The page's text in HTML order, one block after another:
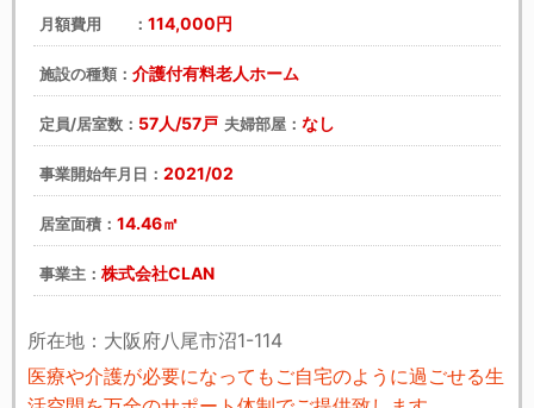
月額費用 ： 114,000円
施設の種類： 介護付有料老人ホーム
定員/居室数： 57人/57戸 夫婦部屋： なし
事業開始年月日： 2021/02
居室面積： 14.46㎡
事業主： 株式会社CLAN
所在地：大阪府八尾市沼1-114
医療や介護が必要になってもご自宅のように過ごせる生